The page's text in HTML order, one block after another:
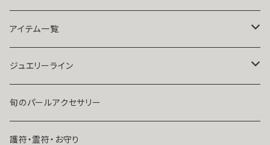
祈祷師澪央
ユタ玉城陽
復縁したい・取り戻したい愛情
人に言えない関係
出会いが欲しい
結婚したい
アイテム一覧
ネックレス
ブレスレット・アンクレット
リング
ジュエリーライン
Ｋ１０
K１４
旬のパールアクセサリー
護符・霊符・お守り